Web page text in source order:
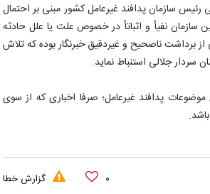
رئیس سازمان پدافند غیرعامل کشور مبنی بر احتمال
سازمان نفیأ و اثباتأ در خصوص علت یا علل حادثه
برداشت ناصحیح و غیردقیق خبرنگار بوده که تلاش
جلالی استنباط نماید.
پدافند غیرعامل؛ صرفا اخباری که از سوی
۰ گزارش خطا